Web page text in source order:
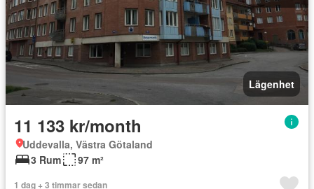
Lägenhet
11 133 kr/month
Uddevalla, Västra Götaland
3 Rum
97 m²
1 dag + 3 timmar sedan